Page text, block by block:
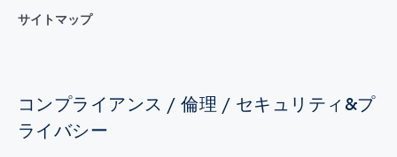
サイトマップ
コンプライアンス / 倫理 / セキュリティ&プ
ライバシー